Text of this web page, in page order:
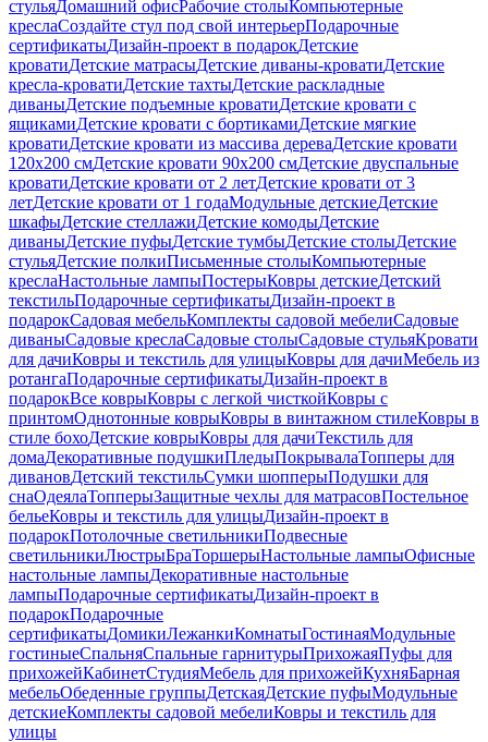
стульяДомашний офисРабочие столыКомпьютерные
креслаСоздайте стул под свой интерьерПодарочные
сертификатыДизайн-проект в подарокДетские
кроватиДетские матрасыДетские диваны-кроватиДетские
кресла-кроватиДетские тахтыДетские раскладные
диваныДетские подъемные кроватиДетские кровати с
ящикамиДетские кровати с бортикамиДетские мягкие
кроватиДетские кровати из массива дереваДетские кровати
120х200 смДетские кровати 90х200 смДетские двуспальные
кроватиДетские кровати от 2 летДетские кровати от 3
летДетские кровати от 1 годаМодульные детскиеДетские
шкафыДетские стеллажиДетские комодыДетские
диваныДетские пуфыДетские тумбыДетские столыДетские
стульяДетские полкиПисьменные столыКомпьютерные
креслаНастольные лампыПостерыКовры детскиеДетский
текстильПодарочные сертификатыДизайн-проект в
подарокСадовая мебельКомплекты садовой мебелиСадовые
диваныСадовые креслаСадовые столыСадовые стульяКровати
для дачиКовры и текстиль для улицыКовры для дачиМебель из
ротангаПодарочные сертификатыДизайн-проект в
подарокВсе коврыКовры с легкой чисткойКовры с
принтомОднотонные коврыКовры в винтажном стилеКовры в
стиле бохоДетские коврыКовры для дачиТекстиль для
домаДекоративные подушкиПледыПокрывалаТопперы для
дивановДетский текстильСумки шопперыПодушки для
снаОдеялаТопперыЗащитные чехлы для матрасовПостельное
бельеКовры и текстиль для улицыДизайн-проект в
подарокПотолочные светильникиПодвесные
светильникиЛюстрыБраТоршерыНастольные лампыОфисные
настольные лампыДекоративные настольные
лампыПодарочные сертификатыДизайн-проект в
подарокПодарочные
сертификатыДомикиЛежанкиКомнатыГостинаяМодульные
гостиныеСпальняСпальные гарнитурыПрихожаяПуфы для
прихожейКабинетСтудияМебель для прихожейКухняБарная
мебельОбеденные группыДетскаяДетские пуфыМодульные
детскиеКомплекты садовой мебелиКовры и текстиль для
улицы